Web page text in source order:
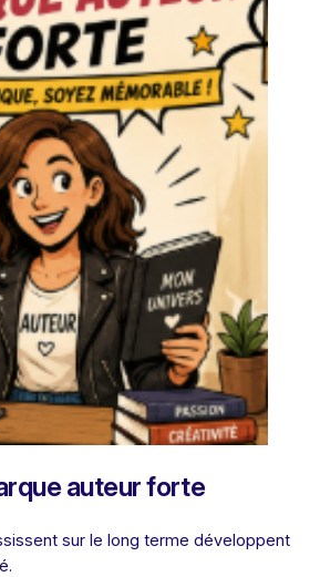
auteur forte
sur le long terme développent